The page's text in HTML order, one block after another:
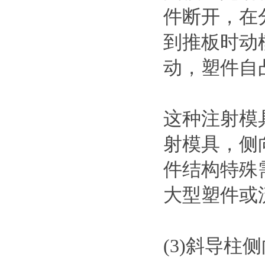
件断开，在
到推板时动
动，塑件自
这种注射模
射模具，侧
件结构特殊
大型塑件或
(3)斜导柱